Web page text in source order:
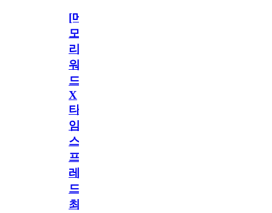
[메
모
리
워
드
X
타
임
스
프
레
드]
최